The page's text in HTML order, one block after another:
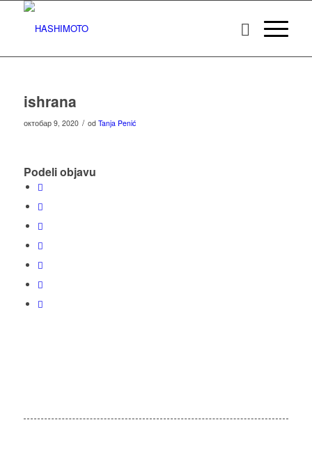
ishrana
октобар 9, 2020 / od Tanja Penić
Podeli objavu